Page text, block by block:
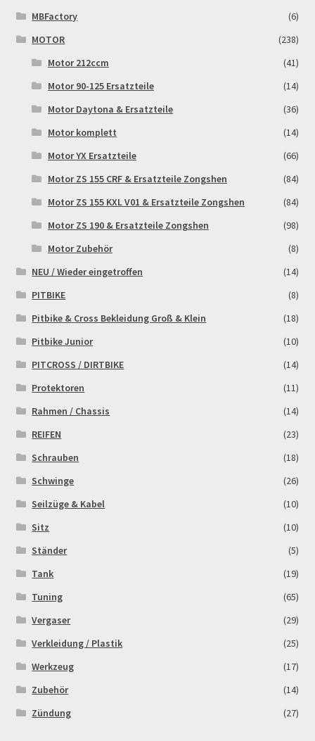
Widerrufsbelehrung & -formular
Zahlungsarten
MBFactory
(6)
MOTOR
(238)
Motor 212ccm
(41)
Motor 90-125 Ersatzteile
(14)
Motor Daytona & Ersatzteile
(36)
Motor komplett
(14)
Motor YX Ersatzteile
(66)
Motor ZS 155 CRF & Ersatzteile Zongshen
(84)
Motor ZS 155 KXL V01 & Ersatzteile Zongshen
(84)
Motor ZS 190 & Ersatzteile Zongshen
(98)
Motor Zubehör
(8)
NEU / Wieder eingetroffen
(14)
PITBIKE
(8)
Pitbike & Cross Bekleidung Groß & Klein
(18)
Pitbike Junior
(10)
PITCROSS / DIRTBIKE
(14)
Protektoren
(11)
Rahmen / Chassis
(14)
REIFEN
(23)
Schrauben
(18)
Schwinge
(26)
Seilzüge & Kabel
(10)
Sitz
(10)
Ständer
(5)
Tank
(19)
Tuning
(65)
Vergaser
(29)
Verkleidung / Plastik
(25)
Werkzeug
(17)
Zubehör
(14)
Zündung
(27)